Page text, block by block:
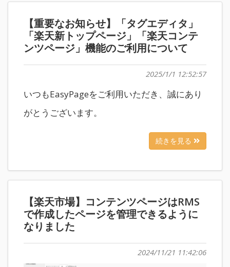
【重要なお知らせ】「タグエディタ」
「楽天新トップページ」「楽天コンテ
ンツページ」機能のご利用について
2025/1/1 12:52:57
いつもEasyPageをご利用いただき、誠にあり
がとうございます。
続きを見る
【楽天市場】コンテンツページはRMS
で作成したページを管理できるように
なりました
2024/11/21 11:42:06